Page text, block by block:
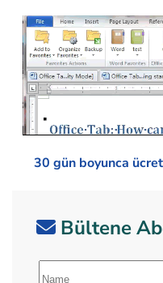
30 gün boyunca
Bültene